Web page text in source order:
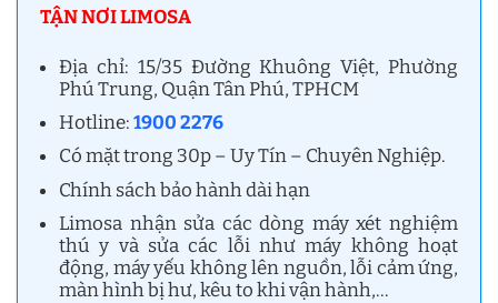
TẬN NƠI LIMOSA
Địa chỉ: 15/35 Đường Khuông Việt, Phường
Phú Trung, Quận Tân Phú, TPHCM
Hotline:1900 2276
Có mặt trong 30p – Uy Tín – Chuyên Nghiệp.
Chính sách bảo hành dài hạn
Limosa nhận sửa các dòng máy xét nghiệm
thú y và sửa các lỗi như máy không hoạt
động, máy yếu không lên nguồn, lỗi cảm ứng,
màn hình bị hư, kêu to khi vận hành,…